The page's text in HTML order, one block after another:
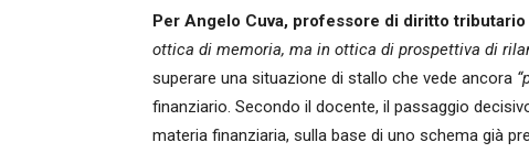
Per Angelo Cuva, professore di diritto
ottica di memoria, ma in ottica di prospettiva di
superare una situazione di stallo che vede ancora
finanziario. Secondo il docente, il passaggio
materia finanziaria, sulla base di uno schema già